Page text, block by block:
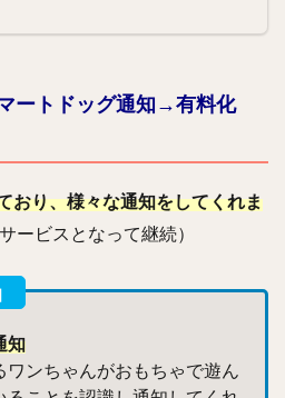
ートドッグ通知→有料化
おり、様々な通知をしてくれま
ービスとなって継続）
知
ワンちゃんがおもちゃで遊ん